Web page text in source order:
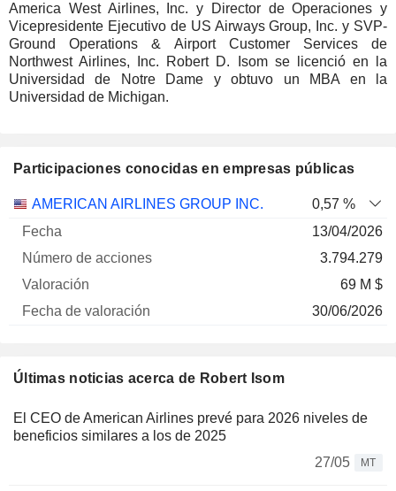
America West Airlines, Inc. y Director de Operaciones y
Vicepresidente Ejecutivo de US Airways Group, Inc. y SVP-
Ground Operations & Airport Customer Services de
Northwest Airlines, Inc. Robert D. Isom se licenció en la
Universidad de Notre Dame y obtuvo un MBA en la
Universidad de Michigan.
Participaciones conocidas en empresas públicas
Empresa
Número
valoración
AMERICAN AIRLINES GROUP INC.
0,57 %
13/04/2026
3.794.279
69 M $
30/06/2026
Últimas noticias acerca de Robert Isom
El CEO de American Airlines prevé para 2026 niveles de
beneficios similares a los de 2025
27/05
MT